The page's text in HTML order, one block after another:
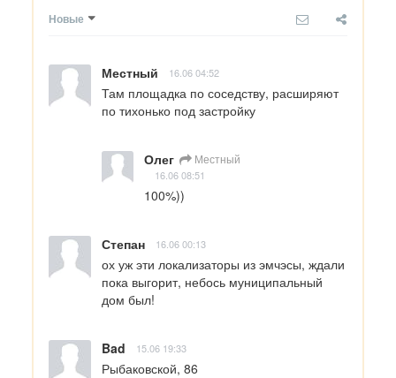
Новые
Местный 16.06 04:52
Там площадка по соседству, расширяют
по тихонько под застройку
Олег Местный
16.06 08:51
100%))
Степан 16.06 00:13
ох уж эти локализаторы из эмчэсы, ждали
пока выгорит, небось муниципальный
дом был!
Bad 15.06 19:33
Рыбаковской, 86